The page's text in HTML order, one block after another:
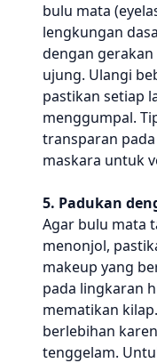
bulu mata
lengkungan
dengan
ujung. Ulangi
pastikan setiap
menggumpal.
transparan
maskara untuk
5. Padukan
Agar bulu mata
menonjol,
makeup yang
pada lingkaran
mematikan
berlebihan
tenggelam.